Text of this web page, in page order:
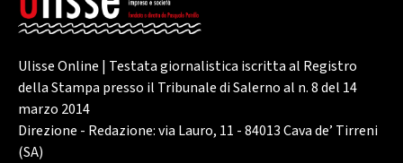
Ulisse Online | Testata giornalistica iscritta al Registro
della Stampa presso il Tribunale di Salerno al n. 8 del 14
marzo 2014
Direzione - Redazione: via Lauro, 11 - 84013 Cava de’ Tirreni
(SA)